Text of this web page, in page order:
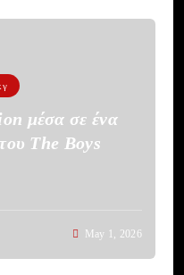
μέσα σε ένα
The Boys
May 1, 2026